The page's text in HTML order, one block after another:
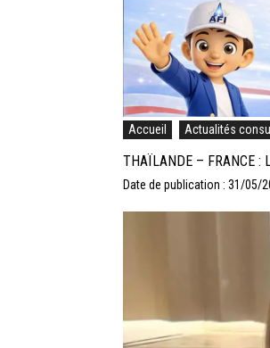
Accueil Actualités
THAÏLANDE – FRANCE :
Date de publication : 31/05/